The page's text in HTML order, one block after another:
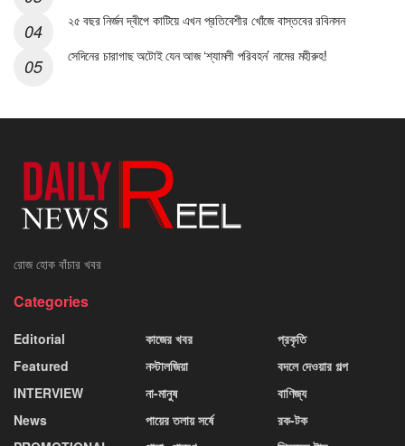
২৫ বছর নির্জন দ্বীপে কাটিয়ে এখন প্রতিবেশীর খোঁজে বাস্তবের রবিনসন
সেদিনের চারাগাছ অটোই যেন আজ ‘শ্যামলী পরিবহন’ নামের মহীরুহ!
রোজ হোক বাঁচার খবর
Categories
Editorial
Featured
INTERVIEW
News
কাজের খবর
নস্টালজিয়া
না-মানুষ
পায়ের তলায় সর্ষে
প্রকৃতি
বদলে দেওয়ার গল্প
বাণিজ্য
রক-টক